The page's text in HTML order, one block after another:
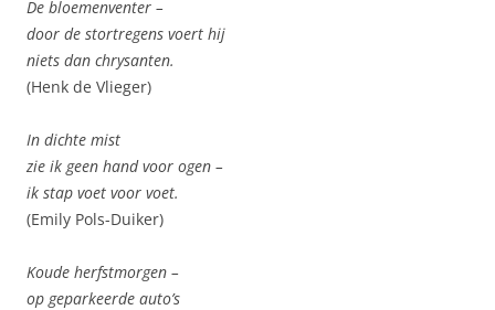
De bloemenventer –
door de stortregens voert hij
niets dan chrysanten.
(Henk de Vlieger)
In dichte mist
zie ik geen hand voor ogen –
ik stap voet voor voet.
(Emily Pols-Duiker)
Koude herfstmorgen –
op geparkeerde auto’s